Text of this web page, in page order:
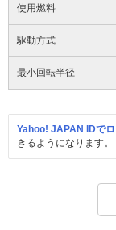
使用燃料
駆動方式
最小回転半径
Yahoo! JAPAN IDで
きるようになります。